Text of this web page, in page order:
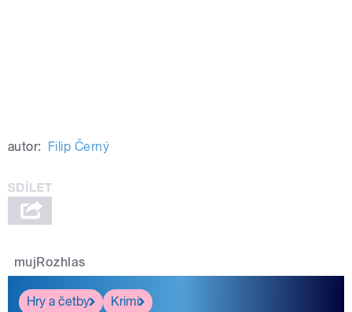
autor: Filip Černý
mujRozhlas
Hry a četby
Krimi